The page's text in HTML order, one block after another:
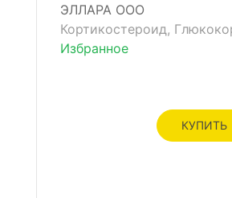
ЭЛЛАРА ООО
Кортикостероид,
Избранное
КУПИТЬ